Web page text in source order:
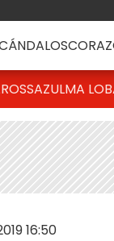
ZULMA
16:50